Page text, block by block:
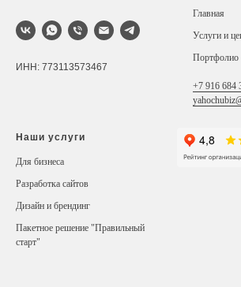
ИНН: 773113573467
Главная
Услуги и
Портфолио
+7 916 684
Наши услуги
Для бизнеса
Разработка сайтов
Дизайн и брендинг
Пакетное решение "Правильный
старт"